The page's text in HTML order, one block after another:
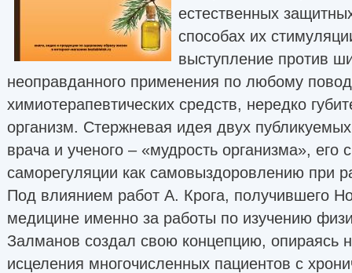
естественных
способах их
выступление против
неоправданного применения по любому
химиотерапевтических средств, нередко
организм. Стержневая идея двух
врача и ученого – «мудрость организма», его
саморегуляции как самовыздоровлению при
Под влиянием работ А. Крога, получившего
медицине именно за работы по изучению
Залманов создал свою концепцию, опираясь
исцеления многочисленных пациентов с